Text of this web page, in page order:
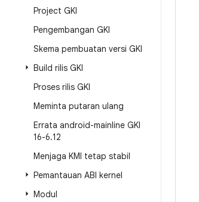
Project GKI
Pengembangan GKI
Skema pembuatan versi GKI
Build rilis GKI
Proses rilis GKI
Meminta putaran ulang
Errata android-mainline GKI
16-6.12
Menjaga KMI tetap stabil
Pemantauan ABI kernel
Modul